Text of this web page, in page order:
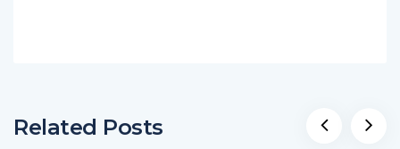
Related Posts